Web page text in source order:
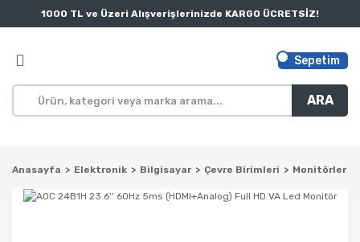
1000 TL ve Üzeri Alışverişlerinizde KARGO ÜCRETSİZ!
ARA
Sepetim
Anasayfa Elektronik Bilgisayar Çevre Birimleri Monitörler